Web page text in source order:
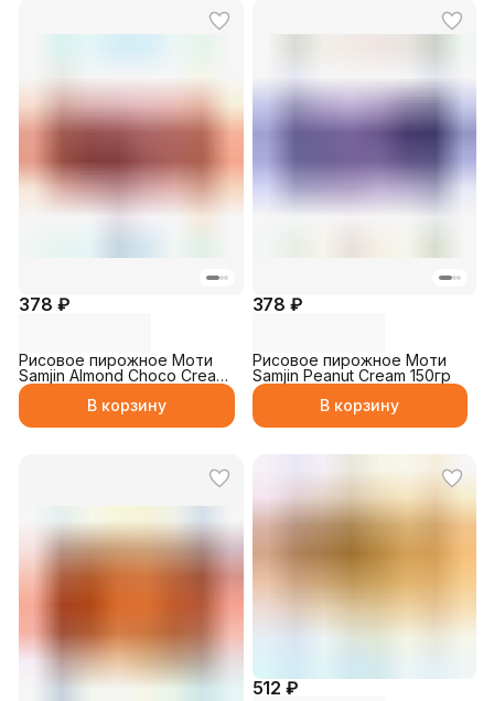
378 ₽
Рисовое пирожное Моти
Samjin Almond Choco Cream
150гр
В корзину
378 ₽
Рисовое пирожное Моти
Samjin Peanut Cream 150гр
В корзину
512 ₽